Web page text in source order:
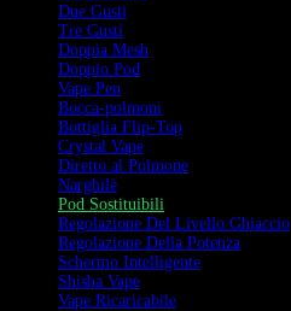
Due Gusti
Tre Gusti
Doppia Mesh
Doppio Pod
Vape Pen
Bocca-polmoni
Bottiglia Flip-Top
Crystal Vape
Diretto al Polmone
Narghilè
Pod Sostituibili
Regolazione Del Livello Ghiaccio
Regolazione Della Potenza
Schermo Intelligente
Shisha Vape
Vape Ricaricabile